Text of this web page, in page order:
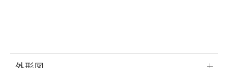
品・サービスに関するお客様との取
下記の非含有証明書をダウンロードするこ
とができます。